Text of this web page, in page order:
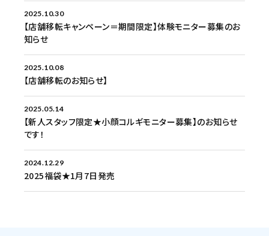
2025.10.30
【店舗移転キャンペーン＝期間限定】体験モニター募集のお
知らせ
2025.10.08
【店舗移転のお知らせ】
2025.05.14
【新人スタッフ限定★小顔コルギモニター募集】のお知らせ
です！
2024.12.29
2025福袋★1月7日発売